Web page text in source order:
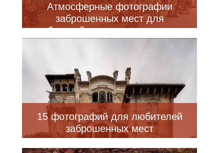
Атмосферные фотографии
заброшенных мест для
любителей тишины и уединения
(29 шт)
15 фотографий для любителей
заброшенных мест